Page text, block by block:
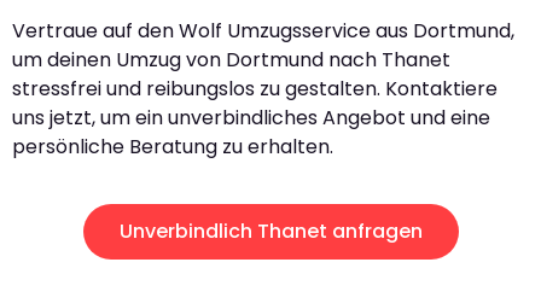
Vertraue auf den Wolf Umzugsservice aus Dortmund,
um deinen Umzug von Dortmund nach Thanet
stressfrei und reibungslos zu gestalten. Kontaktiere
uns jetzt, um ein unverbindliches Angebot und eine
persönliche Beratung zu erhalten.
Unverbindlich Thanet anfragen